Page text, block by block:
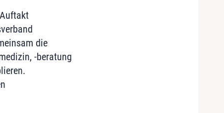
die
-beratung